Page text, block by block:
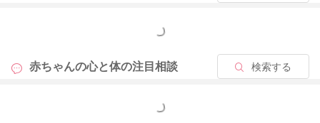
もっと見る
赤ちゃんの心と体の注目相談 検索する
もっと見る